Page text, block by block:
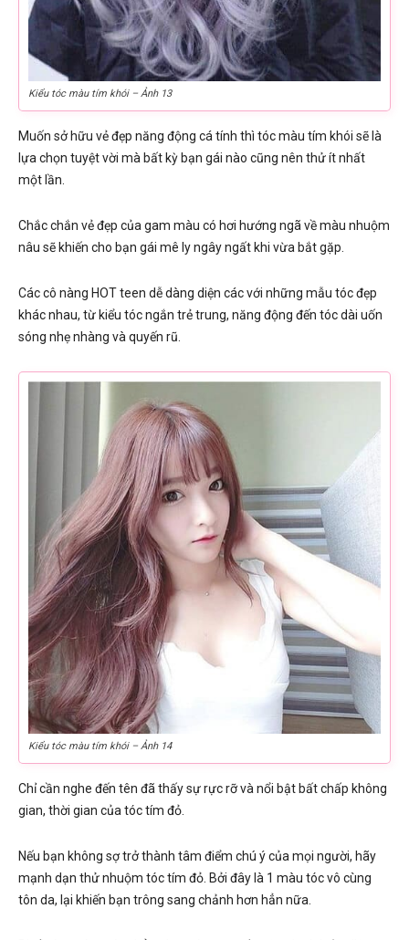
Kiểu tóc màu tím khói – Ảnh 13
Muốn sở hữu vẻ đẹp năng động cá tính thì tóc màu tím khói sẽ là
lựa chọn tuyệt vời mà bất kỳ bạn gái nào cũng nên thử ít nhất
một lần.
Chắc chắn vẻ đẹp của gam màu có hơi hướng ngã về màu nhuộm
nâu sẽ khiến cho bạn gái mê ly ngây ngất khi vừa bắt gặp.
Các cô nàng HOT teen dễ dàng diện các với những mẫu tóc đẹp
khác nhau, từ kiểu tóc ngắn trẻ trung, năng động đến tóc dài uốn
sóng nhẹ nhàng và quyến rũ.
Kiểu tóc màu tím khói – Ảnh 14
Chỉ cần nghe đến tên đã thấy sự rực rỡ và nổi bật bất chấp không
gian, thời gian của tóc tím đỏ.
Nếu bạn không sợ trở thành tâm điểm chú ý của mọi người, hãy
mạnh dạn thử nhuộm tóc tím đỏ. Bởi đây là 1 màu tóc vô cùng
tôn da, lại khiến bạn trông sang chảnh hơn hẳn nữa.